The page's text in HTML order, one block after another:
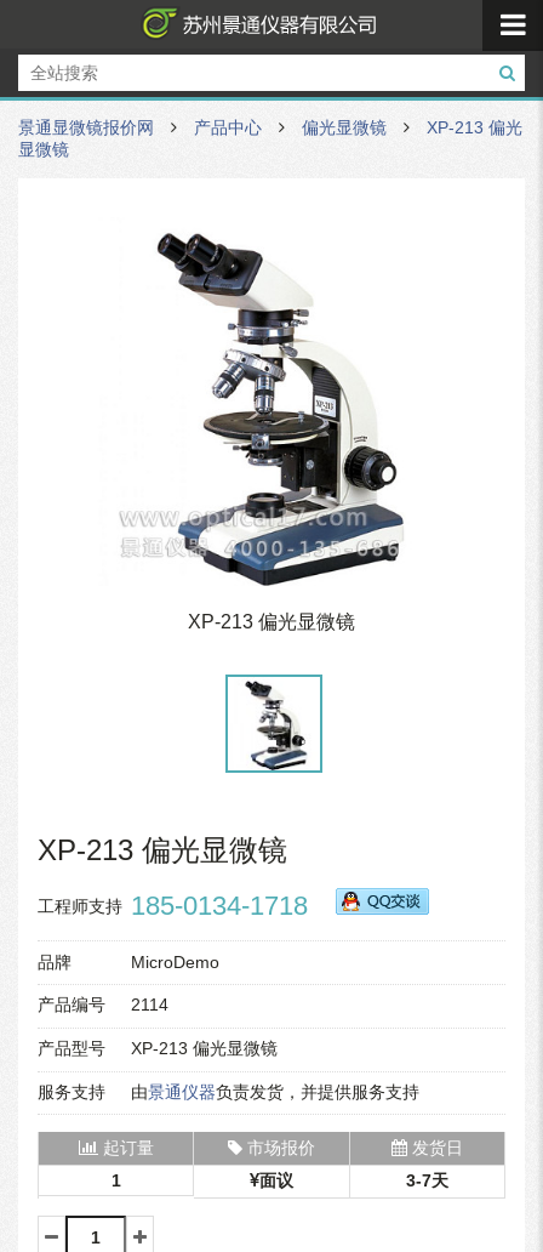
景通显微镜报价网 产品中心 偏光显微镜
XP-213 偏光
显微镜
XP-213 偏光显微镜
XP-213 偏光显微镜
工程师支持 185-0134-1718
品牌 MicroDemo
产品编号 2114
产品型号 XP-213 偏光显微镜
服务支持 由景通仪器负责发货，并提供服务支持
起订量 市场报价
发货日
1
面议 3-7天